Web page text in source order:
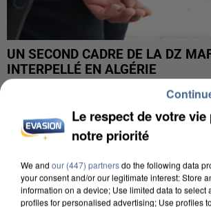
UN SECOND CADRE DE LA DZ
INTERPELLÉ EN ALGÉRIE
Le respect de votre vie
notre priorité
We and our (447) partnersdo the following data
your consent and/or our legitimate interest: Store
information on a device; Use limited data to select
profiles for personalised advertising; Use profiles